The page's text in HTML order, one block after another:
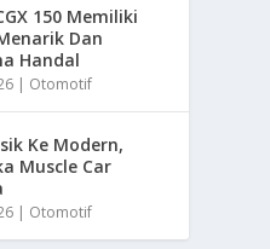
150 Memiliki
Dan
Handal
| Otomotif
Ke Modern,
Muscle Car
| Otomotif